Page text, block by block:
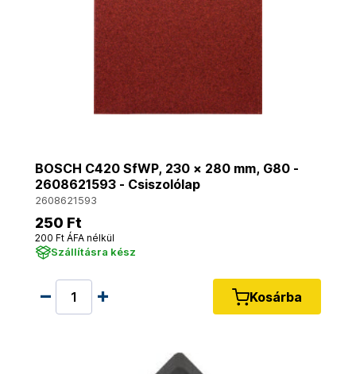
BOSCH C420 SfWP, 230 × 280 mm, G80 -
2608621593 - Csiszolólap
2608621593
250 Ft
200 Ft ÁFA nélkül
Szállításra kész
Kosárba